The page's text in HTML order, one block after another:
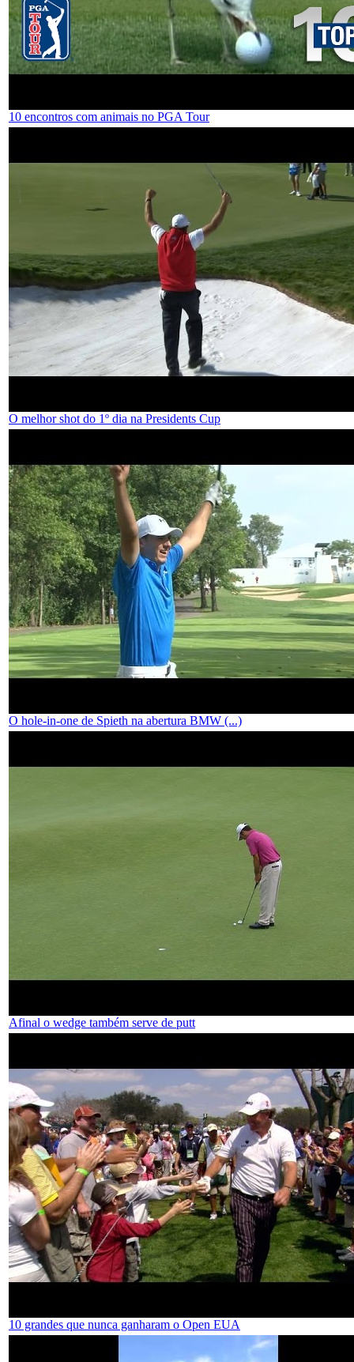
10 encontros com animais no PGA Tour
O melhor shot do 1º dia na Presidents Cup
O hole-in-one de Spieth na abertura BMW (...)
Afinal o wedge também serve de putt
10 grandes que nunca ganharam o Open EUA